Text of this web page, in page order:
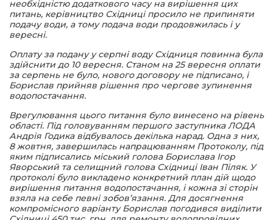
необхідністю додаткового часу на вирішення цих
питань, керівництво Східниці просило не припиняти
подачу води, а тому подача води продовжилась і у
вересні.
Оплату за подану у серпні воду Східниця повинна була
здійснити до 10 вересня. Станом на 25 вересня оплати
за серпень не було, нового договору не підписано, і
Борислав прийняв рішення про чергове зупинення
водопостачання.
Врегулювання цього питання було винесено на рівень
області. Під головуванням першого заступника ЛОДА
Андрія Годика відбувалось декілька нарад. Одна з них,
8 жовтня, завершилась напрацюванням Протоколу, під
яким підписались міський голова Борислава Ігор
Яворський та селищний голова Східниці Іван Піляк. У
протоколі було викладено конкретний план дій щодо
вирішення питання водопостачання, і кожна зі сторін
взяла на себе певні зобов’язання. Для досягнення
компромісного варіанту Борислав погодився виділити